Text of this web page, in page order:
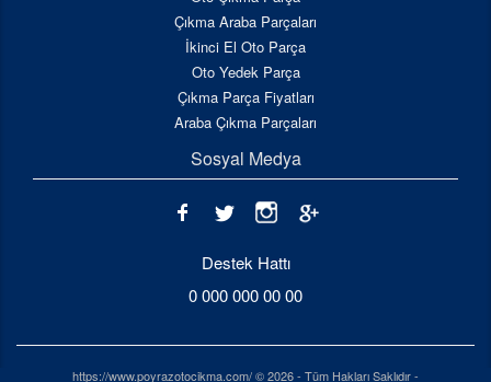
Çıkma Araba Parçaları
İkinci El Oto Parça
Oto Yedek Parça
Çıkma Parça Fiyatları
Araba Çıkma Parçaları
Sosyal Medya
Destek Hattı
0 000 000 00 00
https://www.poyrazotocikma.com/ © 2026 - Tüm Hakları Saklıdır -